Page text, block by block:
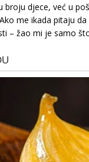
broju djece, već u
me ikada pitaju
– žao mi je samo